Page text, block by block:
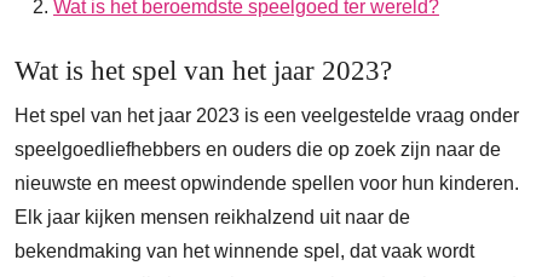
Wat is het beroemdste speelgoed ter wereld?
Wat is het spel van het jaar 2023?
Het spel van het jaar 2023 is een veelgestelde vraag onder
speelgoedliefhebbers en ouders die op zoek zijn naar de
nieuwste en meest opwindende spellen voor hun kinderen.
Elk jaar kijken mensen reikhalzend uit naar de
bekendmaking van het winnende spel, dat vaak wordt